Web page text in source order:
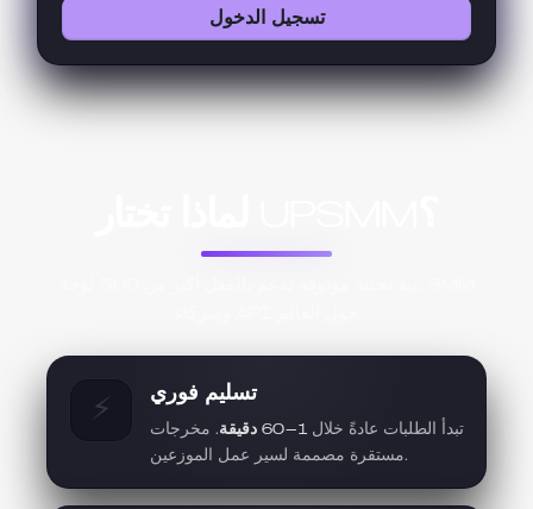
تسجيل الدخول
⚡
تسليم فوري
تبدأ الطلبات عادةً خلال 1–60 دقيقة
. مخرجات
مستقرة مصممة لسير عمل الموزعين.